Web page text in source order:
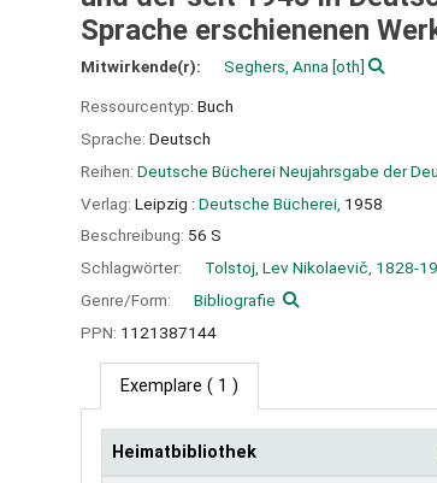
Sprache erschienenen
Mitwirkende(r): Seghers, Anna [oth]
Ressourcentyp: Buch
Sprache: Deutsch
Reihen: Deutsche Bücherei Neujahrsgabe der
Verlag: Leipzig : Deutsche Bücherei, 1958
Beschreibung: 56 S
Schlagwörter:
Tolstoj, Lev Nikolaevič, 1828-
Genre/Form:
Bibliografie
PPN: 1121387144
Exemplare ( 1 )
Heimatbibliothek